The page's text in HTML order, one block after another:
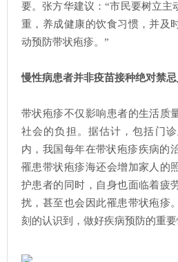
要。张方华建议：“市民要树立主
重，养成健康的饮食习惯，并及
动预防带状疱疹。”
慢性病患者并非疫苗接种绝对禁
带状疱疹不仅影响患者的生活质
社会的负担。据估计，包括门
内，我国每年在带状疱疹疾病的
罹患带状疱疹海还会增加家人的
护患者的同时，自身也面临着疲
扰，甚至也会因此罹患带状疱疹
刻的认识到，做好疾病预防的重要